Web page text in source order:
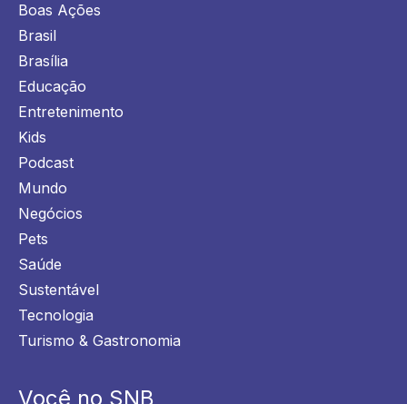
Boas Ações
Brasil
Brasília
Educação
Entretenimento
Kids
Podcast
Mundo
Negócios
Pets
Saúde
Sustentável
Tecnologia
Turismo & Gastronomia
Você no SNB